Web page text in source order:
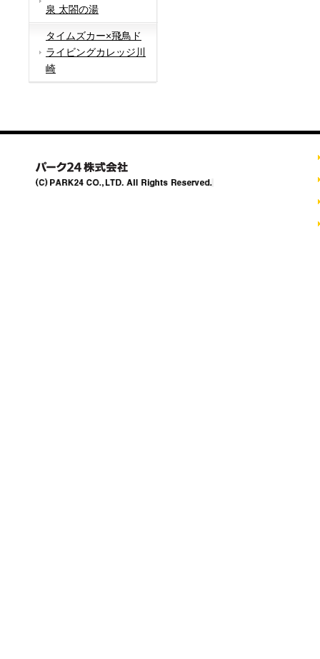
泉 太閤の湯
タイムズカー×飛鳥ド
ライビングカレッジ川
崎